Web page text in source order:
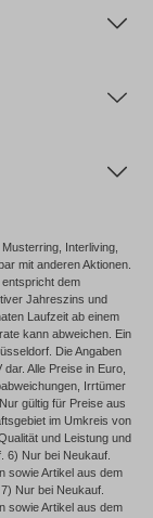
Interliving,
mit anderen Aktionen.
dem
Jahreszins und
Laufzeit ab einem
kann abweichen. Ein
Die Angaben
Alle Preise in Euro,
Irrtümer
gültig für Preise aus
im Umkreis von
und Leistung und
6) Nur bei Neukauf.
sowie Artikel aus dem
Nur bei Neukauf.
sowie Artikel aus dem